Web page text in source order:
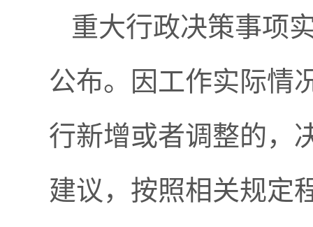
重大行政决策事项
公布。因工作实际情
行新增或者调整的，
建议，按照相关规定